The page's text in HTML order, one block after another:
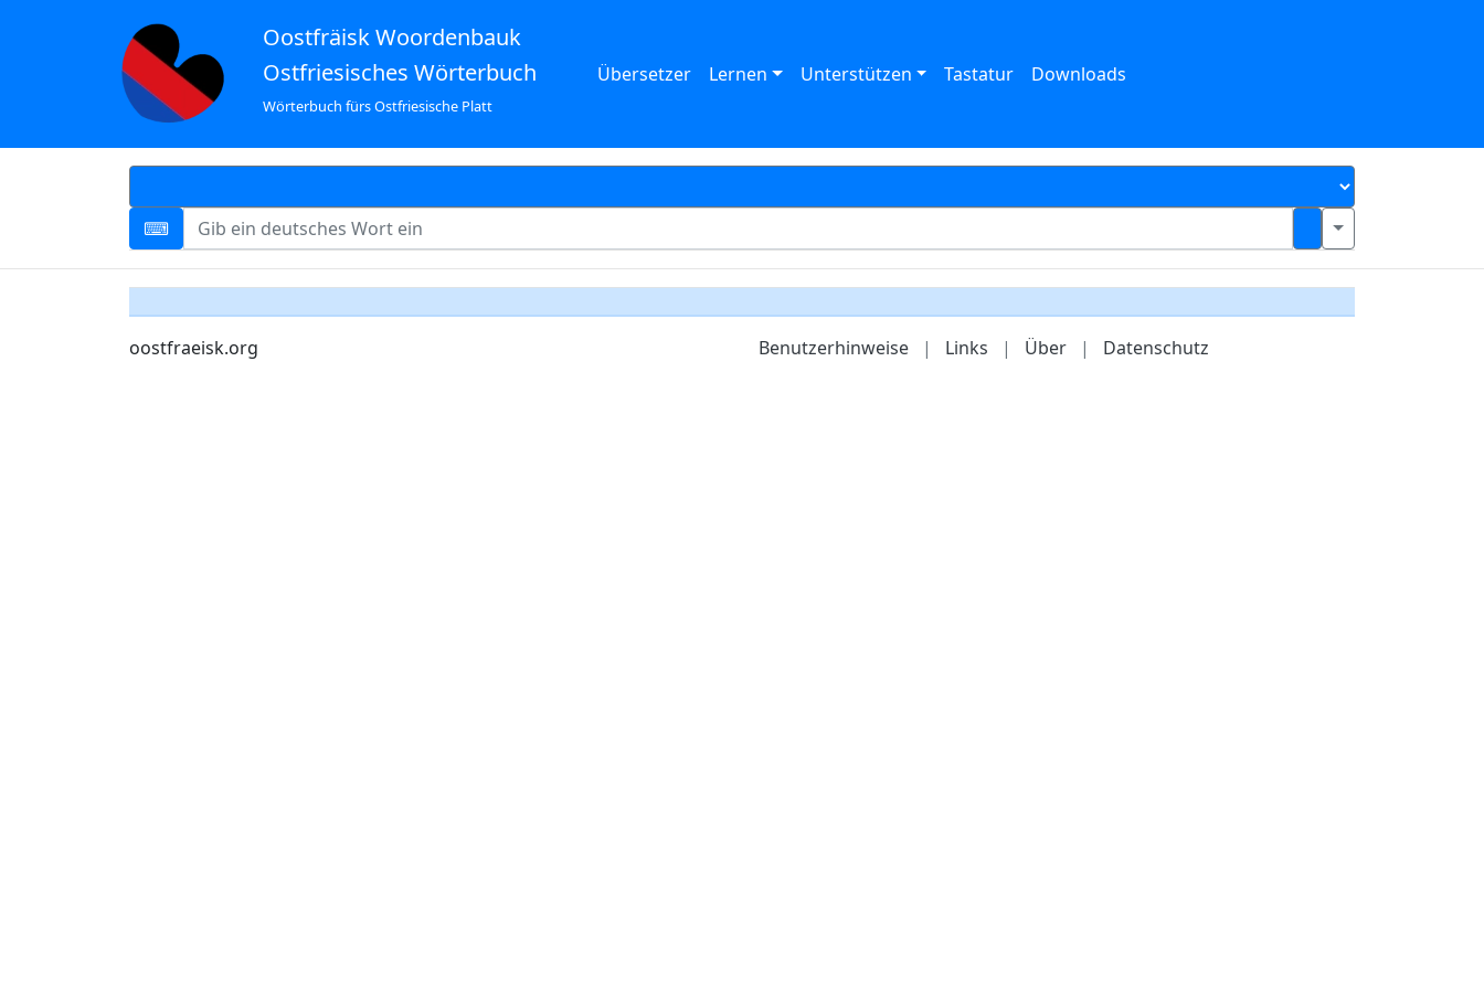
Oostfräisk Woordenbauk
Ostfriesisches Wörterbuch
Wörterbuch fürs Ostfriesische Platt
Übersetzer Lernen Unterstützen Tastatur Downloads
oostfraeisk.org Benutzerhinweise | Links | Über | Datenschutz